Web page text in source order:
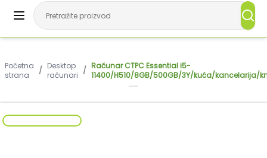
Početna
strana
/ Desktop
računari / Računar CTPC Essential i5-
11400/H510/8GB/500GB/3Y/kuća/kancelarija/